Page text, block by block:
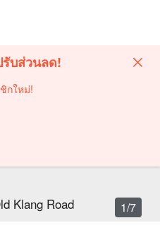
บส่วนลด!
กใหม่!
Klang Road
1/7